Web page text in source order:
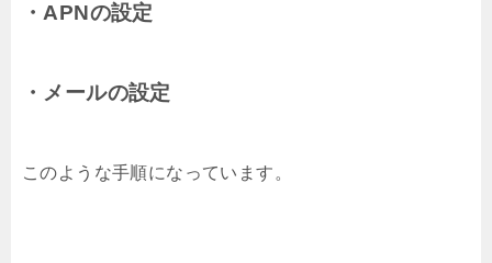
・APNの設定
・メールの設定
このような手順になっています。